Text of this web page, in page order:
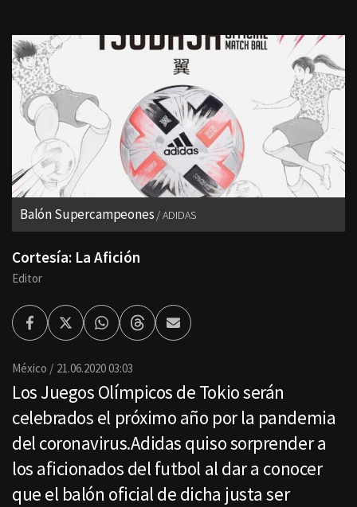
Balón Supercampeones ADIDAS
Cortesía: La Afición
Editor
FacebookTwitterWhatsappThreadsEnviar
por
México 21.06.2020 03:03
Los Juegos Olímpicos de Tokio serán
celebrados el próximo año por la pandemia
del coronavirus.Adidas quiso sorprender a
los aficionados del futbol al dar a conocer
que el balón oficial de dicha justa ser